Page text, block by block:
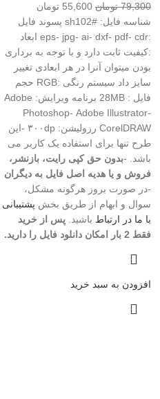
79,300 تومان 55,600 تومان
شناسه فایل: #sh102 پسوند فایل
:eps- jpg- ai- dxf- pdf- cdr ابعاد
:کیفیت ثابت دارد و با توجه به برداری
بودن میتوان آنرا در هر ابعادی تغییر
سایز داد سیستم رنگی :RGB حجم
فایل : 28MB برنامه ویرایش: Adobe
Photoshop- Adobe Illustrator-
CorelDRAW رزولیشن: ۳۰۰dp -این
طرح تنها برای استفاده یک کاربر می
باشد. -بدون حق کپی رایت، بازنشر،
فروش و یا هدیه اصل فایل به دیگران
-در صورت بروز هرگونه مشکل،
سوال و ابهام از طریق بخش پشتیبانی
با ما در ارتباط باشید. پس از خرید
فقط 2 بار امکان دانلود فایل را دارید.
افزودن به سبد خرید